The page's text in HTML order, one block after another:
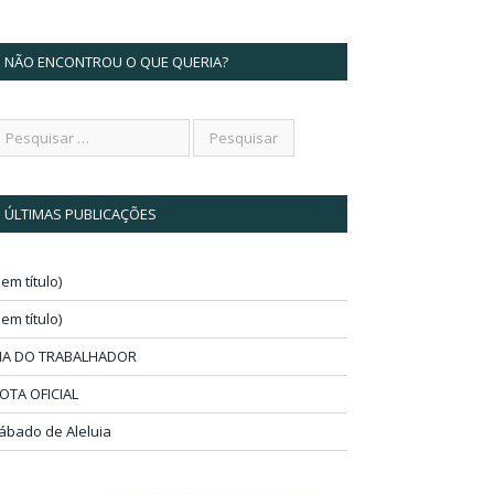
NÃO ENCONTROU O QUE QUERIA?
ÚLTIMAS PUBLICAÇÕES
título)
título)
DO TRABALHADOR
OFICIAL
de Aleluia